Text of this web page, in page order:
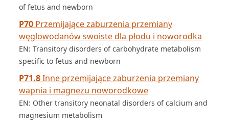
of fetus and newborn
P70 Przemijające zaburzenia przemiany
węglowodanów swoiste dla płodu i noworodka
EN: Transitory disorders of carbohydrate metabolism
specific to fetus and newborn
P71.8Inne przemijające zaburzenia przemiany
wapnia i magnezu noworodkowe
EN: Other transitory neonatal disorders of calcium and
magnesium metabolism